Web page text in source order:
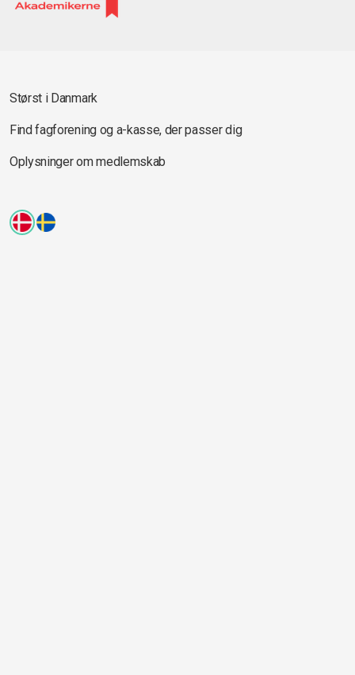
Størst i Danmark
Find fagforening og a-kasse, der passer dig
Oplysninger om medlemskab